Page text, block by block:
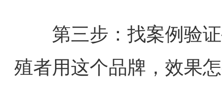
第三步：找案例验证
殖者用这个品牌，效果